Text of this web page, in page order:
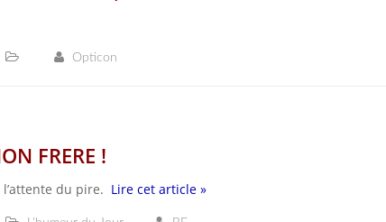
Opticon
FRERE !
l’attente du pire. Lire cet article »